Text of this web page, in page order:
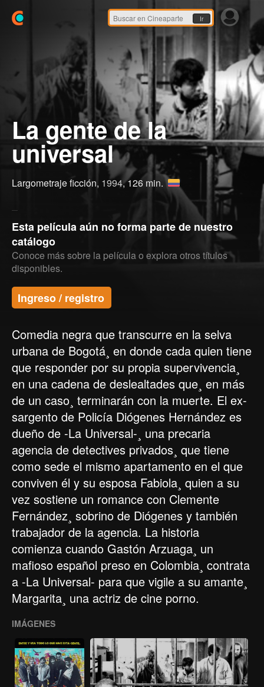
Ir
La gente de la
universal
Largometraje ficción, 1994, 126 min.
Esta película aún no forma parte de nuestro
catálogo
Conoce más sobre la película o explora otros títulos
disponibles.
Ingreso / registro
Comedia negra que transcurre en la selva
urbana de Bogotá¸ en donde cada quien tiene
que responder por su propia supervivencia¸
en una cadena de deslealtades que¸ en más
de un caso¸ terminarán con la muerte. El ex-
sargento de Policía Diógenes Hernández es
dueño de -La Universal-¸ una precaria
agencia de detectives privados¸ que tiene
como sede el mismo apartamento en el que
conviven él y su esposa Fabiola¸ quien a su
vez sostiene un romance con Clemente
Fernández¸ sobrino de Diógenes y también
trabajador de la agencia. La historia
comienza cuando Gastón Arzuaga¸ un
mafioso español preso en Colombia¸ contrata
a -La Universal- para que vigile a su amante¸
Margarita¸ una actriz de cine porno.
IMÁGENES